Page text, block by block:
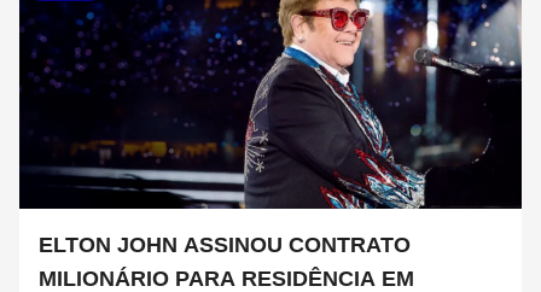
ELTON JOHN ASSINOU CONTRATO
MILIONÁRIO PARA RESIDÊNCIA EM